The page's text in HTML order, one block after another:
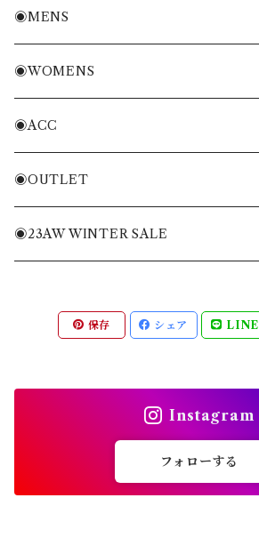
ACC
・More Classical & Fashionable
・VESSEL×ZOY
◉MENS
シャツ・ポロシャツ
Tシャツ・トレーナー
ニット・ニットベスト
ブルゾン・ジャケット
全てのアイテム
◉WOMENS
シャツ・ポロシャツ
Tシャツ・トレーナー
ニット・ニットベスト
パンツ・ショートパンツ
スカート・ワンピース
◉ACC
バッグ
キャディバッグ
キャップ・バイザー
ソックス
◉OUTLET
MENS APPAREL
◉23AW WINTER SALE
WOMENS
ACC
保存 シェア LINE
Instagram
フォローする